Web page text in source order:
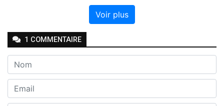
Voir plus
1 COMMENTAIRE